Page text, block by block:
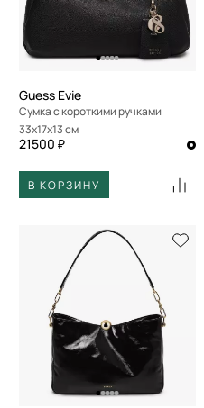
Guess Evie
Сумка с короткими ручками
33x17x13 см
21500 ₽
В КОРЗИНУ